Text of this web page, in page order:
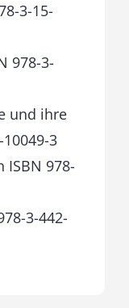
3-15-
978-3-
und ihre
3
978-
3-442-